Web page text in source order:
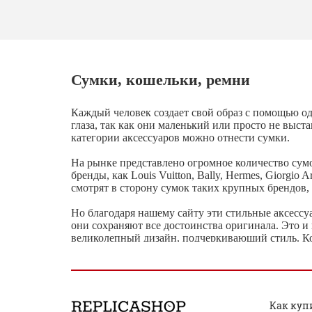
Сумки, кошельки, ремни
Каждый человек создает свой образ с помощью
глаза, так как они маленький или просто не
категории аксессуаров можно отнести сумки.
На рынке представлено огромное количество
бренды, как Louis Vuitton, Bally, Hermes, Giorgio
смотрят в сторону сумок таких крупных
Но благодаря нашему сайту эти стильные
они сохраняют все достоинства оригинала. Это
великолепный дизайн, подчеркивающий стиль.
и для женщин с абсолютно разными стилями и
Как